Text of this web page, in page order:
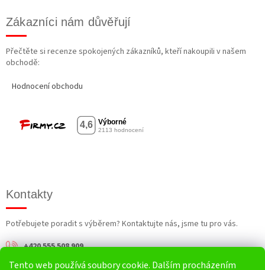
Tento web používá soubory cookie. Dalším procházením
Zákazníci nám důvěřují
Přečtěte si recenze spokojených zákazníků, kteří nakoupili v našem
obchodě:
Hodnocení obchodu
Kontakty
Potřebujete poradit s výběrem? Kontaktujte nás, jsme tu pro vás.
+420 555 508 909